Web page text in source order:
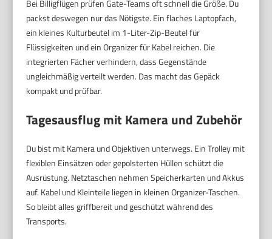
Bei Billigflügen prüfen Gate-Teams oft schnell die Größe. Du
packst deswegen nur das Nötigste. Ein flaches Laptopfach,
ein kleines Kulturbeutel im 1-Liter-Zip-Beutel für
Flüssigkeiten und ein Organizer für Kabel reichen. Die
integrierten Fächer verhindern, dass Gegenstände
ungleichmäßig verteilt werden. Das macht das Gepäck
kompakt und prüfbar.
Tagesausflug mit Kamera und Zubehör
Du bist mit Kamera und Objektiven unterwegs. Ein Trolley mit
flexiblen Einsätzen oder gepolsterten Hüllen schützt die
Ausrüstung. Netztaschen nehmen Speicherkarten und Akkus
auf. Kabel und Kleinteile liegen in kleinen Organizer-Taschen.
So bleibt alles griffbereit und geschützt während des
Transports.